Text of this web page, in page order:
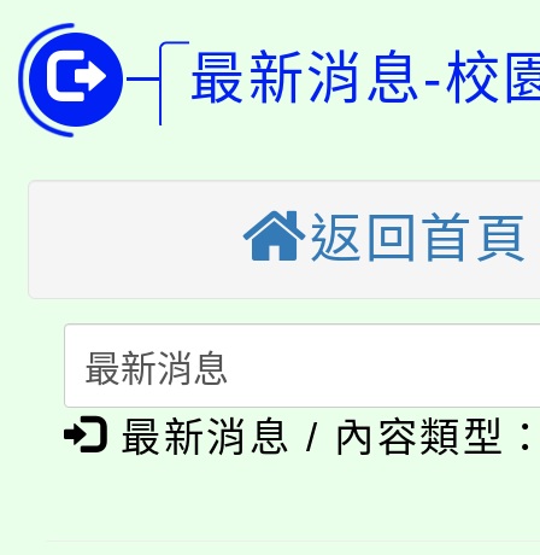
版
公告本校115學年度第
代理(課)教師甄選結果(
「2026金融保險知識
生本土語及新住民語歌
公告本校115學年度第
代理(課)教師甄選結果(
轉知中國文化大學推廣
《TA101》溝通分析基
淨零綠生活教案入校路
會
115年食農教育專業人
最新消息-校
返回首頁
最新消息 / 內容類型